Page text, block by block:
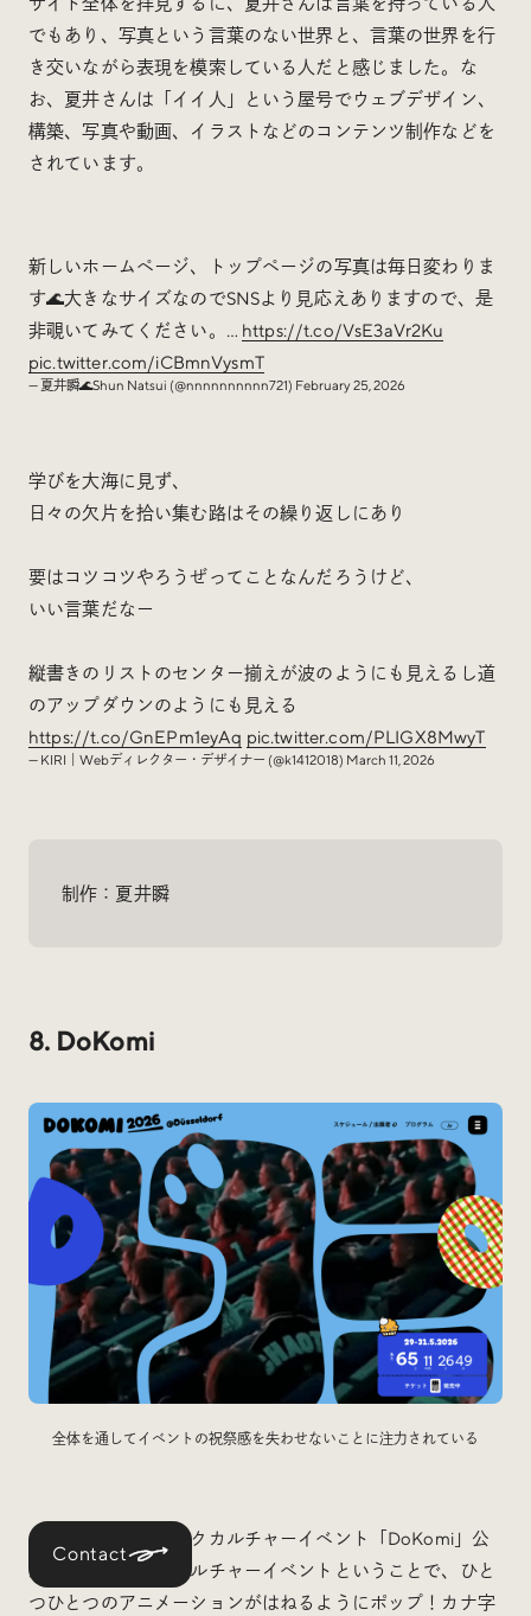
Contact
でもあり、写真という言葉のない世界と、言葉の世界を行
き交いながら表現を模索している人だと感じました。な
お、夏井さんは「イイ人」という屋号でウェブデザイン、
構築、写真や動画、イラストなどのコンテンツ制作などを
されています。
新しいホームページ、トップページの写真は毎日変わりま
す🌊大きなサイズなのでSNSより見応えありますので、是
非覗いてみてください。… https://t.co/VsE3aVr2Ku
pic.twitter.com/iCBmnVysmT
— 夏井瞬🌊Shun Natsui (@nnnnnnnnnn721) February 25, 2026
学びを大海に見ず、
日々の欠片を拾い集む路はその繰り返しにあり
要はコツコツやろうぜってことなんだろうけど、
いい言葉だなー
縦書きのリストのセンター揃えが波のようにも見えるし道
のアップダウンのようにも見える
https://t.co/GnEPm1eyAq pic.twitter.com/PLIGX8MwyT
— KIRI｜Webディレクター・デザイナー (@k1412018) March 11, 2026
制作：夏井瞬
8. DoKomi
全体を通してイベントの祝祭感を失わせないことに注力されている
ドイツ最大級のオタクカルチャーイベント「DoKomi」公
式サイト。ポップカルチャーイベントということで、ひと
つひとつのアニメーションがはねるようにポップ！カナ字